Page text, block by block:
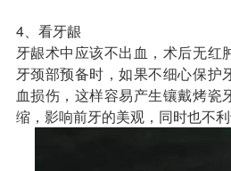
4、看牙龈
牙龈术中应该不出血，术后无红
牙颈部预备时，如果不细心保护
血损伤，这样容易产生镶戴烤瓷
缩，影响前牙的美观，同时也不利